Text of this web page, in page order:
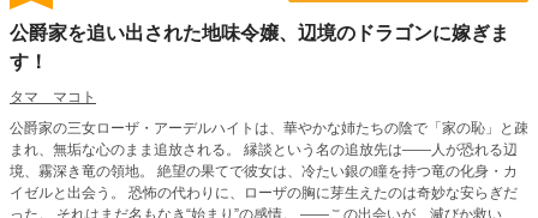
公爵家を追い出された地味令嬢、辺境のドラゴンに嫁ぎま
す！
タマ マコト
公爵家の三女ローザ・アーデルハイトは、華やかな姉たちの陰で「家の恥」と疎
まれ、無垢な心のまま追放される。 縁談という名の追放先は――人が恐れる辺
境、霧深き竜の領地。 絶望の果てで彼女は、冷たい銀の瞳を持つ竜の化身・カ
イゼルと出会う。 恐怖の代わりに、ローザの胸に芽生えたのは奇妙な安らぎだ
った。 それはまだ名もなき“始まり”の感情。 ――この出会いが、滅びか救いか